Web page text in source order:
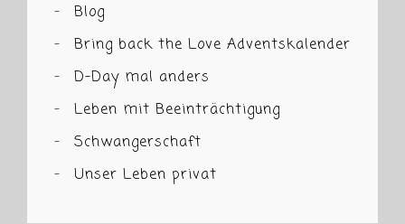
Blog
Bring back the Love Adventskalender
D-Day mal anders
Leben mit Beeinträchtigung
Schwangerschaft
Unser Leben privat